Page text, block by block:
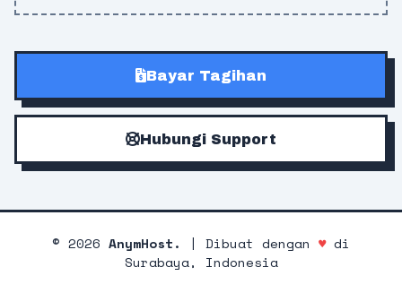
Bayar Tagihan
Hubungi Support
© 2026 AnymHost. | Dibuat dengan ♥di
Surabaya, Indonesia